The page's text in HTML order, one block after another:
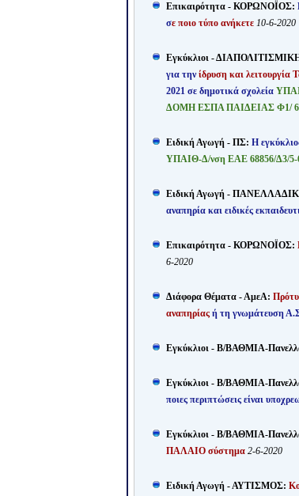
Επικαιρότητα - ΚΟΡΩΝΟΪΟΣ:
σε ποιο τύπο ανήκετε 10-6-2020
Εγκύκλιοι -
για τηνίδρυση και λειτουργία
2021 σε δημοτικά σχολεία
ΔΟΜΗ ΕΣΠΑ ΠΑΙΔΕΙΑΣ Φ1/
Ειδική Αγωγή - ΠΣ: Η
ΥΠΑΙΘ-Δ/νση ΕΑΕ 68856/Δ3/5-
Ειδική Αγωγή -
αναπηρία και ειδικές
Επικαιρότητα - ΚΟΡΩΝΟΪΟΣ:
6-2020
Διάφορα Θέματα - ΑμεΑ:
αναπηρίαςή τη γνωμάτευση
Εγκύκλιοι - Β/ΒΑΘΜΙΑ-
Εγκύκλιοι - Β/ΒΑΘΜΙΑ-
ποιες περιπτώσεις είναι
Εγκύκλιοι - Β/ΒΑΘΜΙΑ-
ΠΑΛΑΙΟ σύστημα 2-6-2020
Ειδική Αγωγή - ΑΥΤΙΣΜΟΣ: